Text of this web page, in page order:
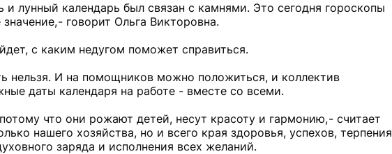
лунный календарь был связан с камнями. Это сегодня гороскопы
- говорит Ольга Викторовна.
с каким недугом поможет справиться.
нельзя. И на помощников можно положиться, и коллектив
даты календаря на работе - вместе со всеми.
что они рожают детей, несут красоту и гармонию, - считает
нашего хозяйства, но и всего края здоровья, успехов, терпения
заряда и исполнения всех желаний.